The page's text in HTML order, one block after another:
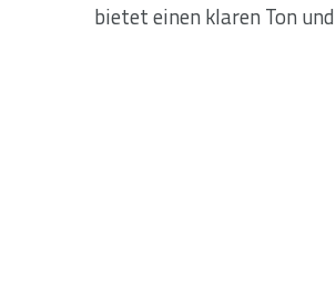
bietet einen klaren Ton